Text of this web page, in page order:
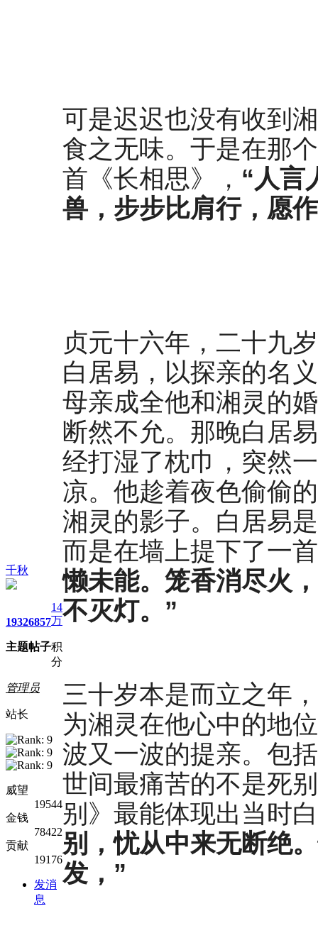
千秋
1932
主题
6857
帖子
14
万
积
分
管理员
站长
威望
19544
金钱
78422
贡献
19176
发消
息
可是迟迟也没有收到
食之无味。于是在那
首《长相思》， “人言
兽，步步比肩行， 愿
贞元十六年，二十九
白居易，以探亲的名
母亲成全他和湘灵的
断然不允。那晚白居
经打湿了枕巾，突然
凉。他趁着夜色偷偷
湘灵的影子。白居易
而是在墙上提下了一
懒未能。 笼香消尽火
不灭灯。”
三十岁本是而立之年
为湘灵在他心中的地
波又一波的提亲。包
世间最痛苦的不是死
别》最能体现出当时
别 ，忧从中来无断绝。
发，”